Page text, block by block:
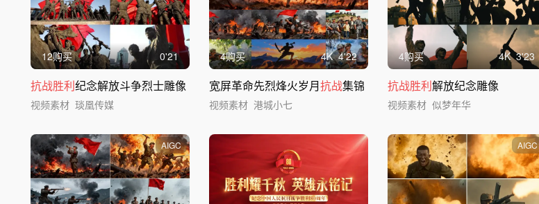
12购买 0'21
抗战胜利纪念解放斗争烈士雕像
视频素材 琰凰传媒
4购买 4K 4'22
宽屏革命先烈烽火岁月抗战集锦
视频素材 港城小七
4购买 4K 3'23
抗战胜利解放纪念雕像
视频素材 似梦年华
AIGC AIGC